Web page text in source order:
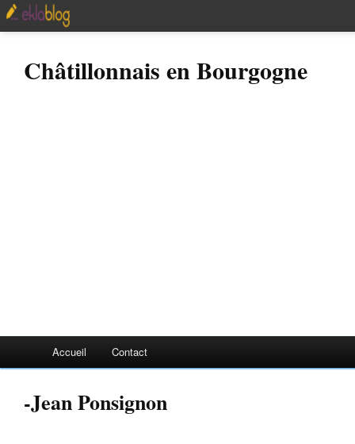
Châtillonnais en Bourgogne
Accueil Contact
-Jean Ponsignon